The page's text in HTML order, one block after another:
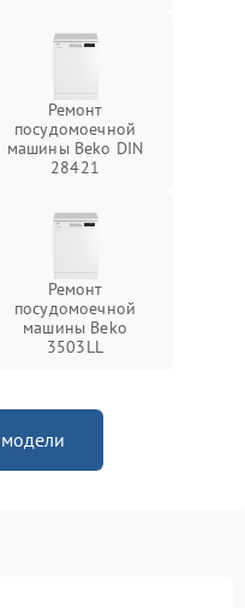
Ремонт
посудомоечной
машины Beko DIN
28421
Ремонт
посудомоечной
машины Beko
3503LL
модели